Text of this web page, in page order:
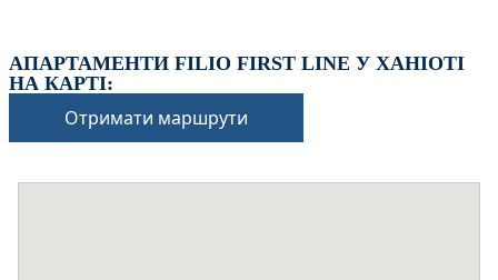
АПАРТАМЕНТИ FILIO FIRST LINE У ХАНІОТІ
НА КАРТІ:
Отримати маршрути